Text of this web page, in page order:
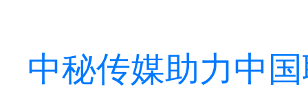
中秘传媒助力中